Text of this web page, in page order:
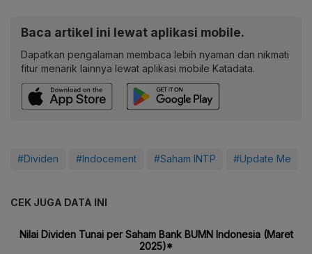
Baca artikel ini lewat aplikasi mobile.
Dapatkan pengalaman membaca lebih nyaman dan nikmati
fitur menarik lainnya lewat aplikasi mobile Katadata.
#Dividen #Indocement #Saham INTP #Update Me
CEK JUGA DATA INI